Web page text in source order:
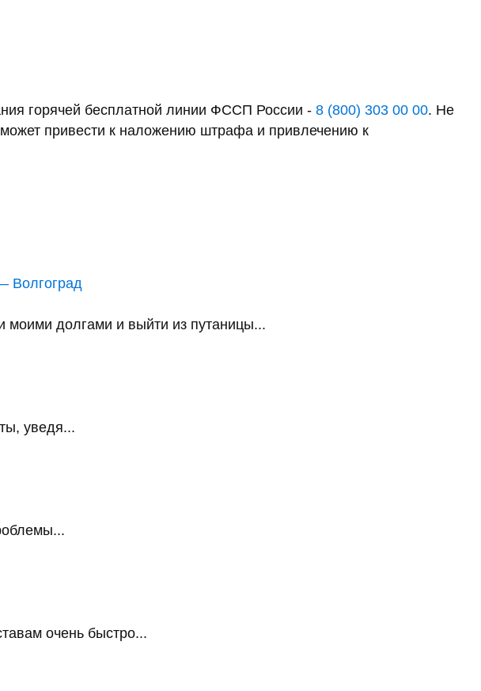
горячей бесплатной линии ФССП России - 8 (800) 303 00 00. Не
привести к наложению штрафа и привлечению к
Волгоград
долгами и выйти из путаницы...
уведя...
очень быстро...